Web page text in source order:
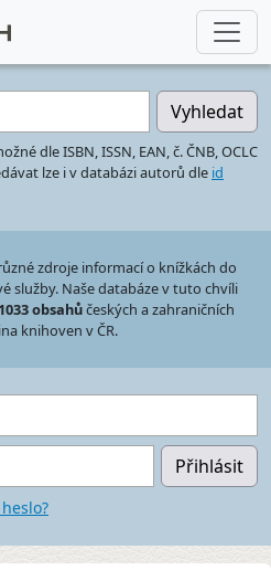
Vyhledat
dle ISBN, ISSN, EAN, č. ČNB, OCLC
lze i v databázi autorů dle id
zdroje informací o knížkách do
služby. Naše databáze v tuto chvíli
obsahůčeských a zahraničních
knihoven v ČR.
Přihlásit